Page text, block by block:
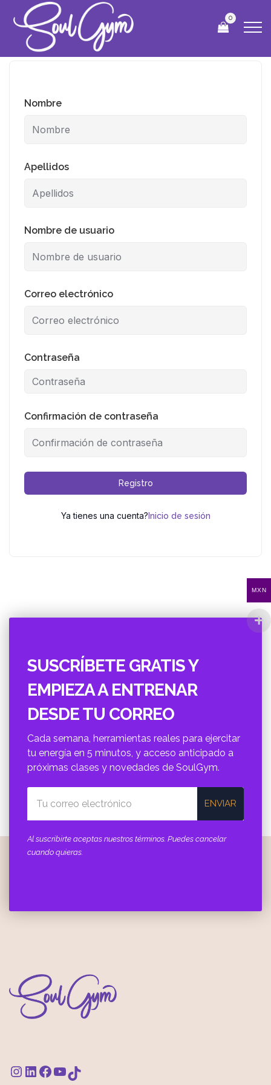
0
Nombre
Apellidos
Nombre de usuario
Correo electrónico
Contraseña
Confirmación de contraseña
Registro
Ya tienes una cuenta? Inicio de sesión
SUSCRÍBETE GRATIS Y
EMPIEZA A ENTRENAR
DESDE TU CORREO
Cada semana, herramientas reales para ejercitar
tu energí­a en 5 minutos, y acceso anticipado a
próximas clases y novedades de SoulGym.
ENVIAR
Al suscribirte aceptas nuestros términos. Puedes cancelar
cuando quieras.
MXN